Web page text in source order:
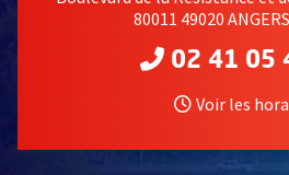
80011 49020
02 41 05
Voir les